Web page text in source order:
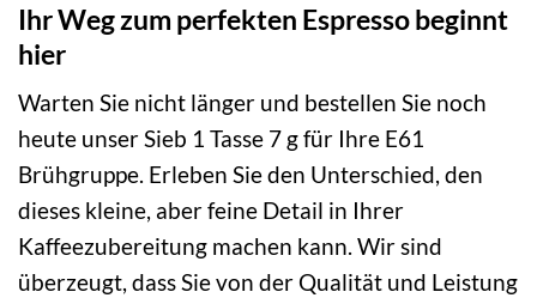
Ihr Weg zum perfekten Espresso beginnt
hier
Warten Sie nicht länger und bestellen Sie noch
heute unser Sieb 1 Tasse 7 g für Ihre E61
Brühgruppe. Erleben Sie den Unterschied, den
dieses kleine, aber feine Detail in Ihrer
Kaffeezubereitung machen kann. Wir sind
überzeugt, dass Sie von der Qualität und Leistung